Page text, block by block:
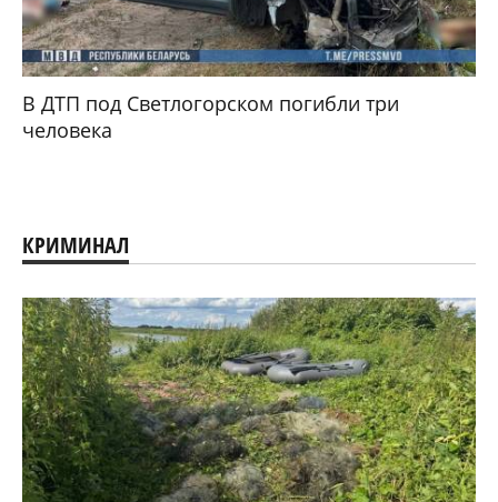
В ДТП под Светлогорском погибли три
человека
КРИМИНАЛ